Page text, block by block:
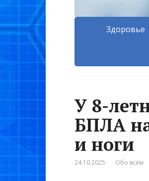
Здоровье
У 8-
БПЛА
и ноги
24.10.2025 Обо всем